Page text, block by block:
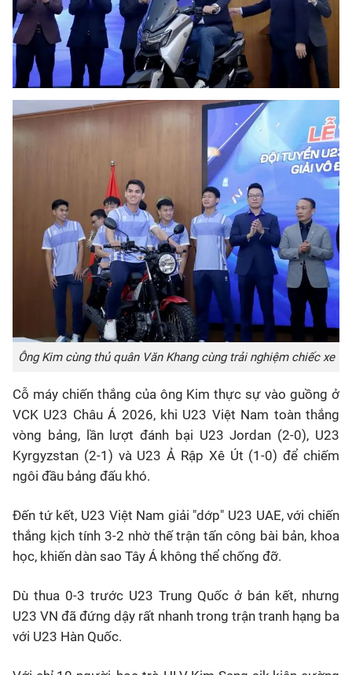
Ông Kim cùng thủ quân Văn Khang cùng trải nghiệm chiếc xe
Cỗ máy chiến thắng của ông Kim thực sự vào guồng ở
VCK U23 Châu Á 2026, khi U23 Việt Nam toàn thắng
vòng bảng, lần lượt đánh bại U23 Jordan (2-0), U23
Kyrgyzstan (2-1) và U23 Ả Rập Xê Út (1-0) để chiếm
ngôi đầu bảng đấu khó.
Đến tứ kết, U23 Việt Nam giải "dớp" U23 UAE, với chiến
thắng kịch tính 3-2 nhờ thế trận tấn công bài bản, khoa
học, khiến dàn sao Tây Á không thể chống đỡ.
Dù thua 0-3 trước U23 Trung Quốc ở bán kết, nhưng
U23 VN đã đứng dậy rất nhanh trong trận tranh hạng ba
với U23 Hàn Quốc.